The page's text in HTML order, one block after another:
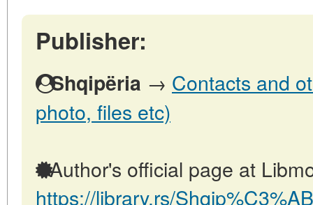
Publisher:
Shqipëria → Contacts and
photo, files etc)
Author's official page at
https://library.rs/